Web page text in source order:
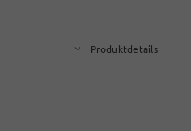
Produktdetails